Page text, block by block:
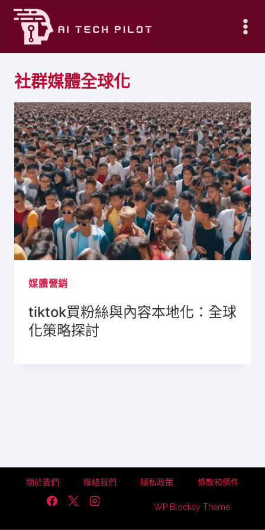
Skip
content
社群媒體全球化
媒體營銷
tiktok買粉絲與內容本地化：全球
化策略探討
關於我們 聯絡我們 隱私政策 條款和條件
WP Blocksy Theme